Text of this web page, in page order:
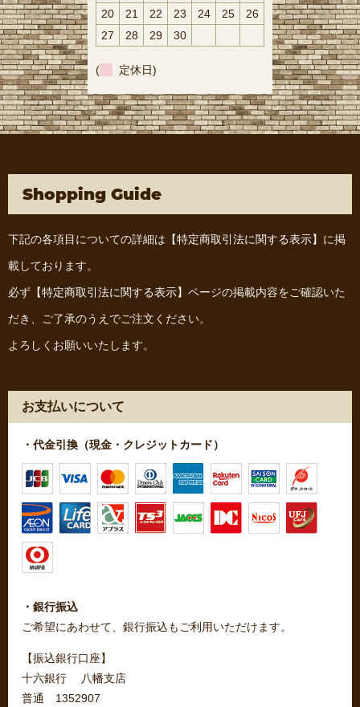
20 21 22 23 24 25
26
27
28 29 30
( 定休日)
Shopping Guide
下記の各項目についての詳細は 【特定商取引法に関する表示】 に掲
載しております。
必ず 【特定商取引法に関する表示】 ページの掲載内容をご確認いた
だき、ご了承のうえでご注文ください。
よろしくお願いいたします。
お支払いについて
・代金引換（現金・クレジットカード）
・銀行振込
ご希望にあわせて、銀行振込もご利用いただけます。
【振込銀行口座】
十六銀行 八幡支店
普通 1352907